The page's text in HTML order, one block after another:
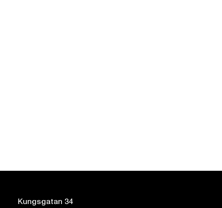
Kungsgatan 34